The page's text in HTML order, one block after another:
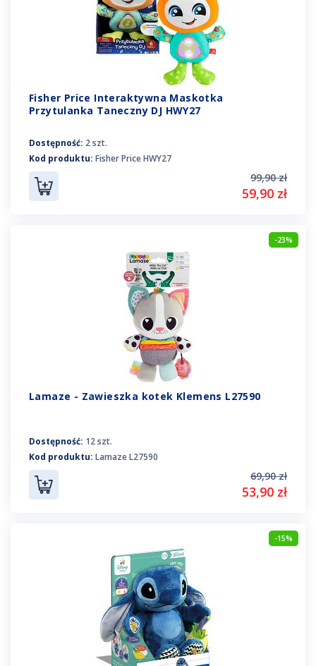
Fisher Price Interaktywna Maskotka
Przytulanka Taneczny DJ HWY27
Dostępność: 2 szt.
Kod produktu: Fisher Price HWY27
99,90 zł
59,90 zł
-23%
Lamaze - Zawieszka kotek Klemens L27590
Dostępność: 12 szt.
Kod produktu: Lamaze L27590
69,90 zł
53,90 zł
-15%